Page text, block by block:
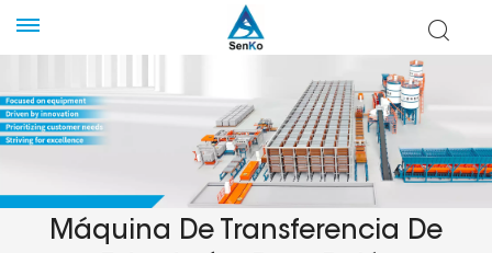
Máquina De Transferencia De